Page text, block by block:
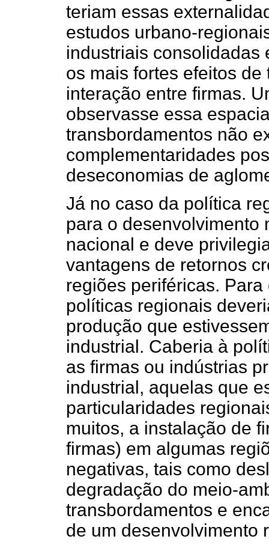
teriam essas
estudos urbano-
industriais consolidadas
os mais fortes efeitos
interação entre firmas.
observasse essa
transbordamentos não
complementaridades
deseconomias de
Já no caso da política
para o desenvolvimento
nacional e deve
vantagens de retornos
regiões periféricas.
políticas regionais
produção que
industrial. Caberia à
as firmas ou indústrias
industrial, aquelas que
particularidades
muitos, a instalação de
firmas) em algumas
negativas, tais como
degradação do meio-
transbordamentos e
de um desenvolvimento